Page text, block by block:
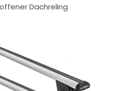
Dachreling